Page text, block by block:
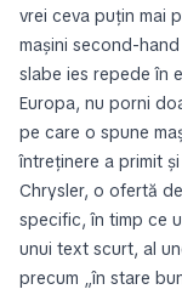
vrei ceva puțin mai
mașini second-
slabe ies repede în
Europa, nu porni
pe care o spune
întreținere a primit
Chrysler, o ofertă
specific, în timp ce
unui text scurt, al
precum „în stare